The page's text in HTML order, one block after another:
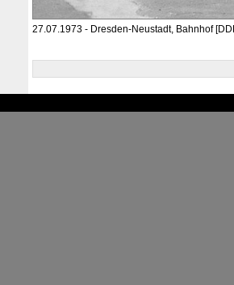
27.07.1973 - Dresden-Neustadt, Bahnhof